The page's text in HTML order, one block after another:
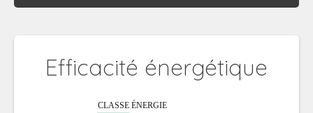
Efficacité énergétique